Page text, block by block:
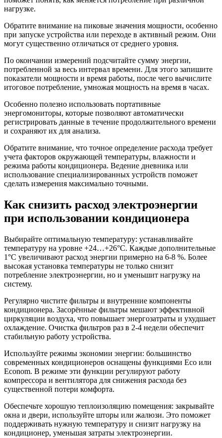
нагрузке.
Обратите внимание на пиковые значения мощности, особенно
при запуске устройства или переходе в активный режим. Они
могут существенно отличаться от среднего уровня.
По окончании измерений подсчитайте сумму энергии,
потребленной за весь интервал времени. Для этого запишите
показатели мощности и время работы, после чего вычислите
итоговое потребление, умножая мощность на время в часах.
Особенно полезно использовать портативные
энергомониторы, которые позволяют автоматически
регистрировать данные в течение продолжительного времени
и сохраняют их для анализа.
Обратите внимание, что точное определение расхода требует
учета факторов окружающей температуры, влажности и
режима работы кондиционера. Ведение дневника или
использование специализированных устройств поможет
сделать измерения максимально точными.
Как снизить расход электроэнергии
при использовании кондиционера
Выбирайте оптимальную температуру: устанавливайте
температуру на уровне +24…+26°C. Каждые дополнительные
1°C увеличивают расход энергии примерно на 6-8 %. Более
высокая установка температуры не только снизит
потребление электроэнергии, но и уменьшит нагрузку на
систему.
Регулярно чистите фильтры и внутренние компоненты
кондиционера. Засорённые фильтры мешают эффективной
циркуляции воздуха, что повышает энергозатраты и ухудшает
охлаждение. Очистка фильтров раз в 2-4 недели обеспечит
стабильную работу устройства.
Используйте режимы экономии энергии: большинство
современных кондиционеров оснащены функциями Eco или
Econom. В режиме эти функции регулируют работу
компрессора и вентилятора для снижения расхода без
существенной потери комфорта.
Обеспечьте хорошую теплоизоляцию помещения: закрывайте
окна и двери, используйте шторы или жалюзи. Это поможет
поддерживать нужную температуру и снизит нагрузку на
кондиционер, уменьшая затраты электроэнергии.